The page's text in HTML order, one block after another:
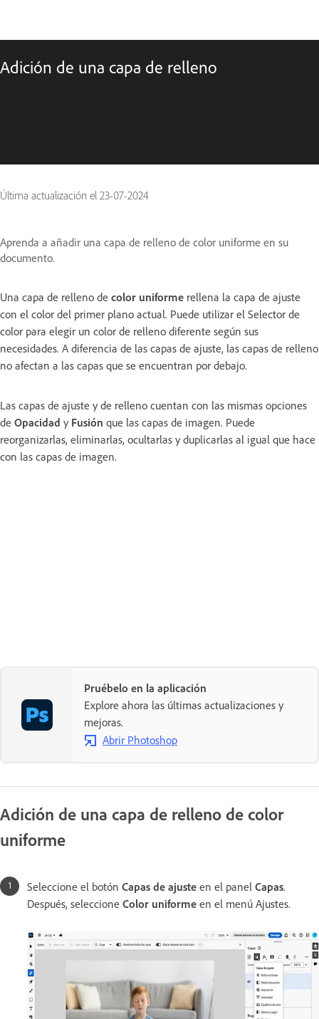
Adición de una capa de relleno
Última actualización el 23-07-2024
Aprenda a añadir una capa de relleno de color uniforme en su
documento.
Una capa de relleno de color uniforme rellena la capa de ajuste
con el color del primer plano actual. Puede utilizar el Selector de
color para elegir un color de relleno diferente según sus
necesidades. A diferencia de las capas de ajuste, las capas de relleno
no afectan a las capas que se encuentran por debajo.
Las capas de ajuste y de relleno cuentan con las mismas opciones
de Opacidad y Fusión que las capas de imagen. Puede
reorganizarlas, eliminarlas, ocultarlas y duplicarlas al igual que hace
con las capas de imagen.
Pruébelo en la aplicación
Explore ahora las últimas actualizaciones y
mejoras.
Abrir Photoshop
Adición de una capa de relleno de color
uniforme
Seleccione el botón Capas de ajuste en el panel Capas.
Después, seleccione Color uniforme en el menú Ajustes.